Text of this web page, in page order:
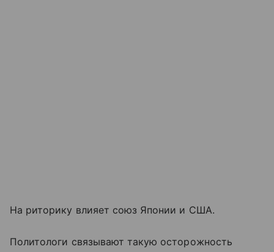
На риторику влияет союз Японии и США.
Политологи связывают такую осторожность